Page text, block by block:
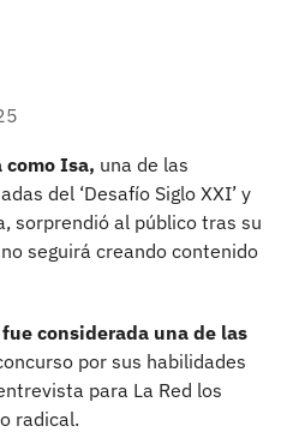
Isa, una de las
del ‘Desafío Siglo XXI’ y
sorprendió al público tras su
seguirá creando contenido
considerada una de las
por sus habilidades
para La Red los
radical.